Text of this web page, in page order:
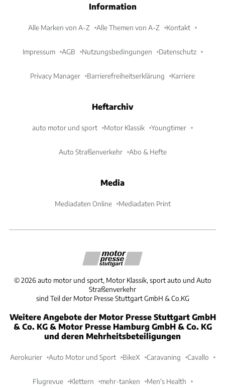
Information
Alle Marken von A-Z Alle Themen von A-Z Kontakt
Impressum AGB Nutzungsbedingungen Datenschutz
Privacy Manager Barrierefreiheitserklärung Karriere
Heftarchiv
auto motor und sport Motor Klassik Youngtimer
Auto Straßenverkehr Abo & Hefte
Media
Mediadaten Online Mediadaten Print
©2026 auto motor und sport, Motor Klassik, sport auto und Auto
Straßenverkehr
sind Teil der Motor Presse Stuttgart GmbH & Co.KG
Weitere Angebote der Motor Presse Stuttgart GmbH
& Co. KG & Motor Presse Hamburg GmbH & Co. KG
und deren Mehrheitsbeteiligungen
Aerokurier Auto Motor und Sport BikeX Caravaning Cavallo
Flugrevue Klettern mehr-tanken Men's Health